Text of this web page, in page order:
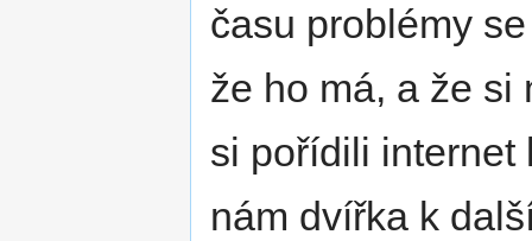
času problémy
že ho má, a že si
si pořídili internet
nám dvířka k